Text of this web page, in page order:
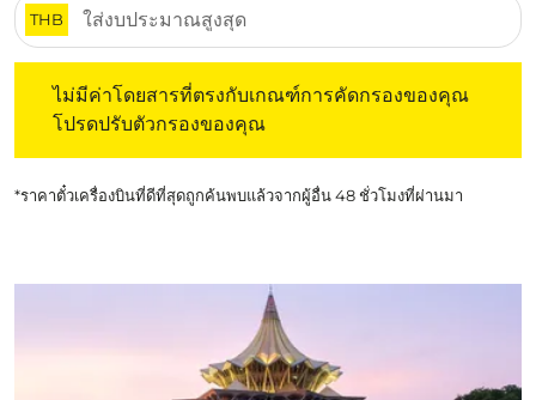
THB
ไม่มีค่าโดยสารที่ตรงกับเกณฑ์การคัดกรองของคุณ
โปรดปรับตัวกรองของคุณ
*ราคาตั๋วเครื่องบินที่ดีที่สุดถูกค้นพบแล้วจากผู้อื่น 48 ชั่วโมงที่ผ่านมา